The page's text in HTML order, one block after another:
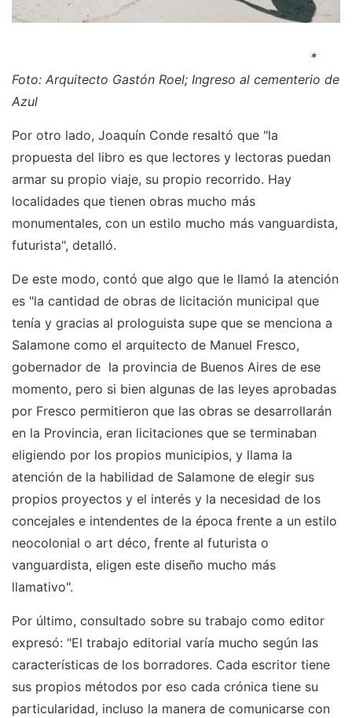
*
Foto: Arquitecto Gastón Roel; Ingreso al cementerio de
Azul
Por otro lado, Joaquín Conde resaltó que "la
propuesta del libro es que lectores y lectoras puedan
armar su propio viaje, su propio recorrido. Hay
localidades que tienen obras mucho más
monumentales, con un estilo mucho más vanguardista,
futurista", detalló.
De este modo, contó que algo que le llamó la atención
es "la cantidad de obras de licitación municipal que
tenía y gracias al prologuista supe que se menciona a
Salamone como el arquitecto de Manuel Fresco,
gobernador de la provincia de Buenos Aires de ese
momento, pero si bien algunas de las leyes aprobadas
por Fresco permitieron que las obras se desarrollarán
en la Provincia, eran licitaciones que se terminaban
eligiendo por los propios municipios, y llama la
atención de la habilidad de Salamone de elegir sus
propios proyectos y el interés y la necesidad de los
concejales e intendentes de la época frente a un estilo
neocolonial o art déco, frente al futurista o
vanguardista, eligen este diseño mucho más
llamativo".
Por último, consultado sobre su trabajo como editor
expresó: "El trabajo editorial varía mucho según las
características de los borradores. Cada escritor tiene
sus propios métodos por eso cada crónica tiene su
particularidad, incluso la manera de comunicarse con